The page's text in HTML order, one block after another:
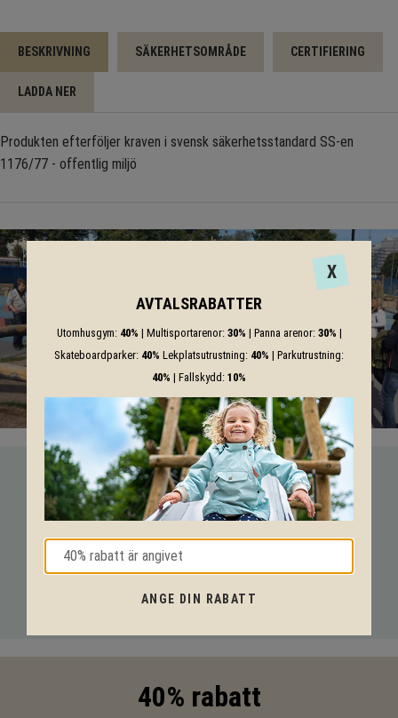
BESKRIVNING SÄKERHETSOMRÅDE CERTIFIERING
LADDA NER
Produkten efterföljer kraven i svensk säkerhetsstandard SS-en
1176/77 - offentlig miljö
VI HJÄLPER DIG HELA VÄGEN!
Med vår mångåriga kunskap från produkter till säkerhet och
tekniska lösningar så hjälper vi dig igenom hela projektet.
Ring oss på tel:010-20 70 001eller maila oss
support@kpln.se
40% rabatt
X
AVTALSRABATTER
Utomhusgym: 40% | Multisportarenor: 30% | Panna arenor: 30% |
Skateboardparker: 40% Lekplatsutrustning: 40% | Parkutrustning:
40% | Fallskydd: 10%
ANGE DIN RABATT